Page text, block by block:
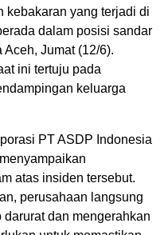
kebakaran yang terjadi di
dalam posisi sandar
Jumat (12/6).
ini tertuju pada
keluarga
PT ASDP Indonesia
atas insiden tersebut.
perusahaan langsung
dan mengerahkan